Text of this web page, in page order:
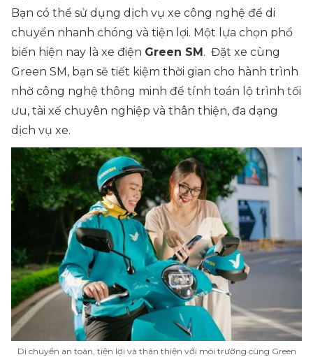
Bạn có thể sử dụng dịch vụ xe công nghệ để di
chuyển nhanh chóng và tiện lợi. Một lựa chọn phổ
biến hiện nay là xe điện Green SM. Đặt xe cùng
Green SM, bạn sẽ tiết kiệm thời gian cho hành trình
nhờ công nghệ thông minh để tính toán lộ trình tối
ưu, tài xế chuyên nghiệp và thân thiện, đa dạng
dịch vụ xe.
Di chuyển an toàn, tiện lợi và thân thiện với môi trường cùng Green